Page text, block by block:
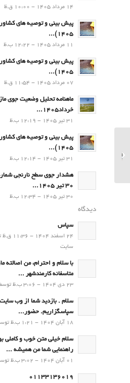
14 مرداد 1405 - 10:00 ق.ظ
۱۴۰۵)...
11 مرداد 1405 - 12:22 ب.ظ
۱۴۰۵)...
07 مرداد 1405 - 11:54 ق.ظ
ماهنامه تحلیل وضعیت جوی
خرداد1405...
31 تیر 1405 - 12:19 ب.ظ
۱۴۰۵)...
31 تیر 1405 - 12:14 ب.ظ
30 تیر 1405...
30 تیر 1405 - 12:34 ب.ظ
دیدگاه
سپاس
24 اسفند
سایت
با سلام و احترام، من اصالته
متاسفانه کارمندشهر ...
23 دی 1404 - 3:06 ب.ظ توسط علی مولائی
سلام . بازدید شما از وب سایت
سپاسگزاریم. حضور...
18 آبان 1404 - 1:21 ب.ظ توسط محمد علی ملکی
سلام خیلی متن خوب و کاملی
راهنمایی شما من همیشه ...
01 آبان 1404 - 3:02 ب.ظ توسط مهسا دولوپر
01133136019
میانگین بارشهای کشور پس
از چهار سال کم بارشی به
نرمال دوره آماری بلندمدت
رسید...